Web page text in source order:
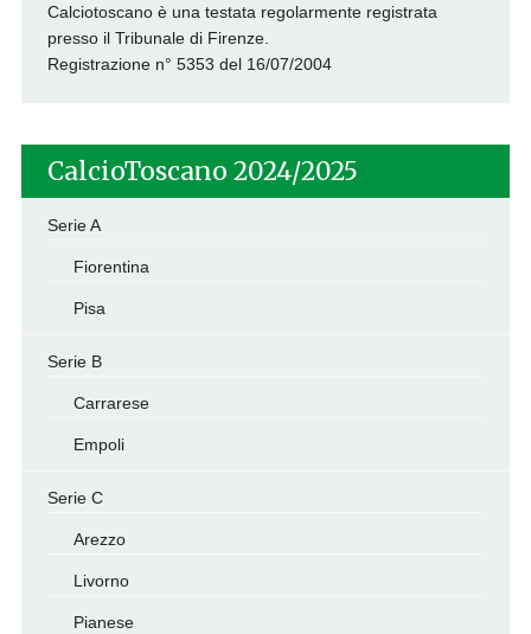
Calciotoscano è una testata regolarmente registrata
presso il Tribunale di Firenze.
Registrazione n° 5353 del 16/07/2004
CalcioToscano 2024/2025
Serie A
Fiorentina
Pisa
Serie B
Carrarese
Empoli
Serie C
Arezzo
Livorno
Pianese